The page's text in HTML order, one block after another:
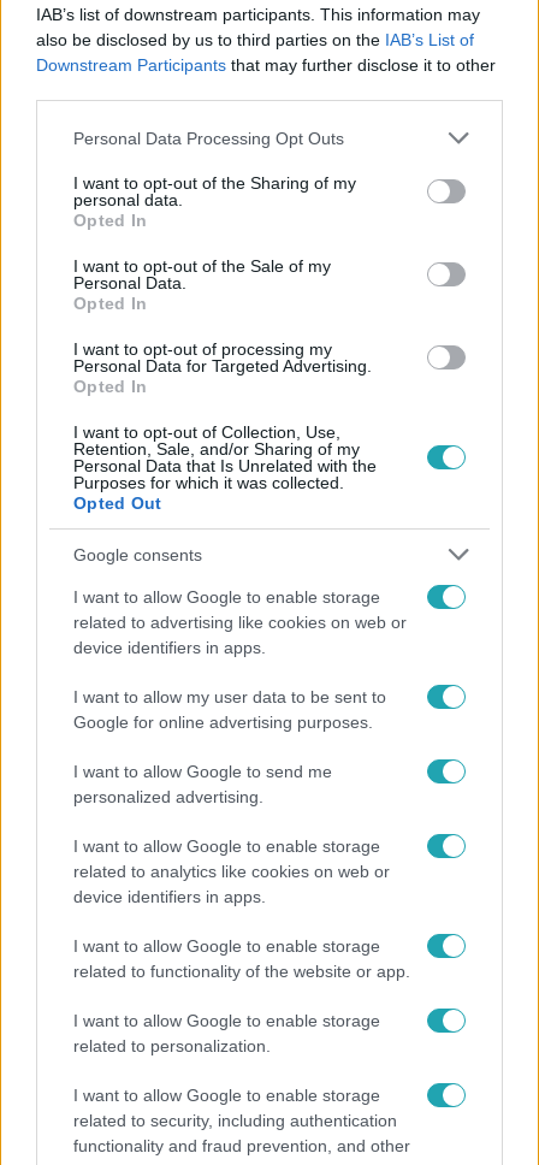
IAB’s list of downstream participants. This information may
also be disclosed by us to third parties on the IAB’s List of
Downstream Participants that may further disclose it to other
Please note that this website/app uses one or more Google
not limited to your visit or usage behaviour. You may click to
grant or deny consent to Google and its third-party tags to
use your data for below specified purposes in below Google
consent section.
Personal Data Processing Opt Outs
I want to opt-out of the Sharing of my
personal data.
Opted In
I want to opt-out of the Sale of my
Personal Data.
Opted In
I want to opt-out of processing my
Personal Data for Targeted Advertising.
Opted In
I want to opt-out of Collection, Use,
Retention, Sale, and/or Sharing of my
Personal Data that Is Unrelated with the
Purposes for which it was collected.
Opted Out
Google consents
I want to allow Google to enable storage
related to advertising like cookies on web or
device identifiers in apps.
I want to allow my user data to be sent to
Google for online advertising purposes.
I want to allow Google to send me
personalized advertising.
I want to allow Google to enable storage
related to analytics like cookies on web or
device identifiers in apps.
I want to allow Google to enable storage
related to functionality of the website or app.
I want to allow Google to enable storage
related to personalization.
I want to allow Google to enable storage
related to security, including authentication
functionality and fraud prevention, and other
HEVES ESŐZÉS #AFGANISZTÁN
#HALÁLOS ÁLDOZATOK
Népszerű
„Téged. Engem. Minket.” – Emilio és Tina szerelmes